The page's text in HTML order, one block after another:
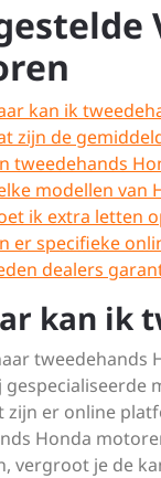
kan ik
zijn de
tweedehands
modellen van
ik extra letten
er specifieke
dealers
kan ik
tweedehands
zijn er online
Honda
vergroot je de